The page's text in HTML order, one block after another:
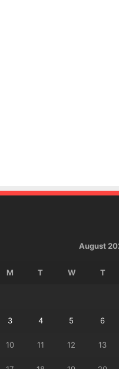
August
M T W T
3 4 5 6
10 11 12 13